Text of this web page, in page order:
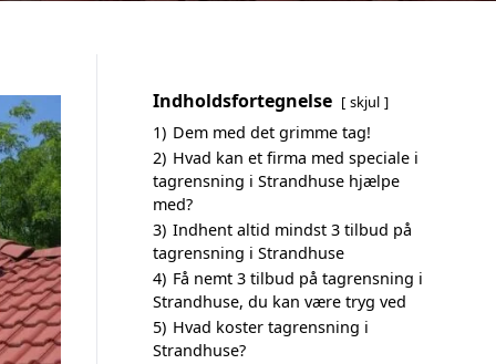
Indholdsfortegnelse skjul
1) Dem med det grimme tag!
2) Hvad kan et firma med speciale i
tagrensning i Strandhuse hjælpe
med?
3) Indhent altid mindst 3 tilbud på
tagrensning i Strandhuse
4) Få nemt 3 tilbud på tagrensning i
Strandhuse, du kan være tryg ved
5) Hvad koster tagrensning i
Strandhuse?